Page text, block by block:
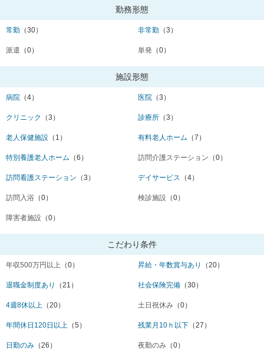
勤務形態
常勤 （30） 非常勤 （3）
派遣 （0） 単発 （0）
施設形態
病院 （4） 医院 （3）
クリニック （3） 診療所 （3）
老人保健施設 （1） 有料老人ホーム （7）
特別養護老人ホーム （6） 訪問介護ステーション （0）
訪問看護ステーション （3） デイサービス （4）
訪問入浴 （0） 検診施設 （0）
障害者施設 （0）
こだわり条件
年収500万円以上 （0） 昇給・年数賞与あり （20）
退職金制度あり （21） 社会保険完備 （30）
4週8休以上 （20） 土日祝休み （0）
年間休日120日以上 （5） 残業月10ｈ以下 （27）
日勤のみ （26） 夜勤のみ （0）